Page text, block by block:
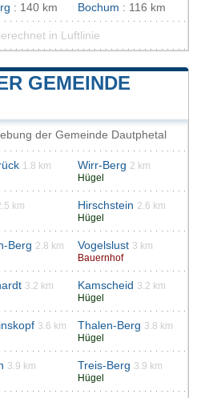
: 140 km Bochum : 116 km
in Luftlinie
GEMEINDE
der Gemeinde Dautphetal
1.8 km
Wirr-Berg 2 km
Hügel
km
Hirschstein 2.6 km
Hügel
Berg 2.8 km
Vogelslust 3 km
Bauernhof
3.2 km
Kamscheid 3.2 km
Hügel
3.6 km
Thalen-Berg 3.8 km
Hügel
3.9 km
Treis-Berg 3.9 km
Hügel